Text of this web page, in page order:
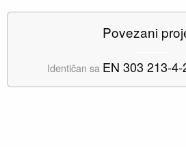
Povezani
Identičan sa EN 303 213-